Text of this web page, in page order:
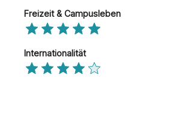
Freizeit & Campusleben
Internationalität